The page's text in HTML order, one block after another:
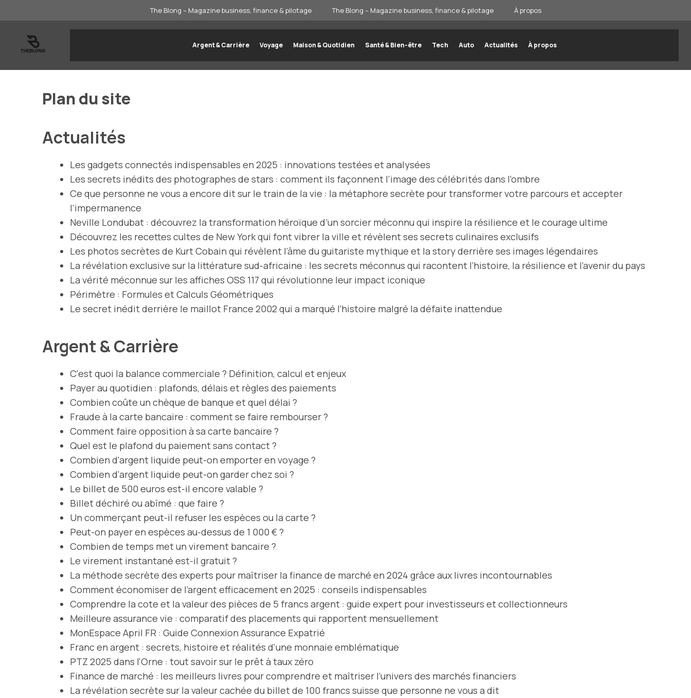
au
contenu
The Blong – Magazine business, finance & pilotage The Blong – Magazine business, finance & pilotage À propos
Argent & Carrière Voyage Maison & Quotidien Santé & Bien-être Tech Auto Actualités À propos
Plan du site
Actualités
Les gadgets connectés indispensables en 2025 : innovations testées et analysées
Les secrets inédits des photographes de stars : comment ils façonnent l’image des célébrités dans l’ombre
Ce que personne ne vous a encore dit sur le train de la vie : la métaphore secrète pour transformer votre parcours et accepter
l’impermanence
Neville Londubat : découvrez la transformation héroïque d’un sorcier méconnu qui inspire la résilience et le courage ultime
Découvrez les recettes cultes de New York qui font vibrer la ville et révèlent ses secrets culinaires exclusifs
Les photos secrètes de Kurt Cobain qui révèlent l’âme du guitariste mythique et la story derrière ses images légendaires
La révélation exclusive sur la littérature sud-africaine : les secrets méconnus qui racontent l’histoire, la résilience et l’avenir du pays
La vérité méconnue sur les affiches OSS 117 qui révolutionne leur impact iconique
Périmètre : Formules et Calculs Géométriques
Le secret inédit derrière le maillot France 2002 qui a marqué l’histoire malgré la défaite inattendue
Argent & Carrière
C'est quoi la balance commerciale ? Définition, calcul et enjeux
Payer au quotidien : plafonds, délais et règles des paiements
Combien coûte un chèque de banque et quel délai ?
Fraude à la carte bancaire : comment se faire rembourser ?
Comment faire opposition à sa carte bancaire ?
Quel est le plafond du paiement sans contact ?
Combien d'argent liquide peut-on emporter en voyage ?
Combien d'argent liquide peut-on garder chez soi ?
Le billet de 500 euros est-il encore valable ?
Billet déchiré ou abîmé : que faire ?
Un commerçant peut-il refuser les espèces ou la carte ?
Peut-on payer en espèces au-dessus de 1 000 € ?
Combien de temps met un virement bancaire ?
Le virement instantané est-il gratuit ?
La méthode secrète des experts pour maîtriser la finance de marché en 2024 grâce aux livres incontournables
Comment économiser de l’argent efficacement en 2025 : conseils indispensables
Comprendre la cote et la valeur des pièces de 5 francs argent : guide expert pour investisseurs et collectionneurs
Meilleure assurance vie : comparatif des placements qui rapportent mensuellement
MonEspace April FR : Guide Connexion Assurance Expatrié
Franc en argent : secrets, histoire et réalités d'une monnaie emblématique
PTZ 2025 dans l'Orne : tout savoir sur le prêt à taux zéro
Finance de marché : les meilleurs livres pour comprendre et maîtriser l’univers des marchés financiers
La révélation secrète sur la valeur cachée du billet de 100 francs suisse que personne ne vous a dit